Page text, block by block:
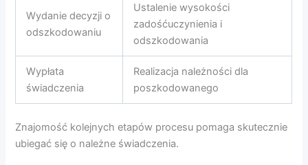
Wydanie decyzji o
odszkodowaniu
Ustalenie wysokości
zadośćuczynienia i
odszkodowania
Wypłata
świadczenia
Realizacja należności dla
poszkodowanego
Znajomość kolejnych etapów procesu pomaga skutecznie
ubiegać się o należne świadczenia.